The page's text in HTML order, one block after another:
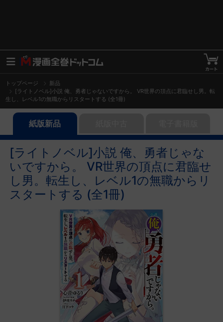
トップページ
新品
[ライトノベル]小説 俺、勇者じゃないですから。 VR世界の頂点に君臨せし男。転
生し、レベル1の無職からリスタートする (全1冊)
紙版新品
[ライトノベル]小説 俺、勇者じゃな
いですから。 VR世界の頂点に君臨せ
し男。転生し、レベル1の無職からリ
スタートする (全1冊)